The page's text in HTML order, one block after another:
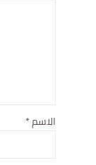
الاسم*